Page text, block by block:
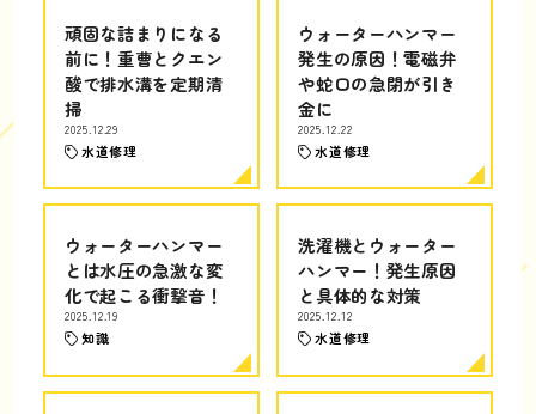
頑固な詰まりになる
前に！重曹とクエン
酸で排水溝を定期清
掃
2025.12.29
水道修理
ウォーターハンマー
発生の原因！電磁弁
や蛇口の急閉が引き
金に
2025.12.22
水道修理
ウォーターハンマー
とは水圧の急激な変
化で起こる衝撃音！
2025.12.19
知識
洗濯機とウォーター
ハンマー！発生原因
と具体的な対策
2025.12.12
水道修理